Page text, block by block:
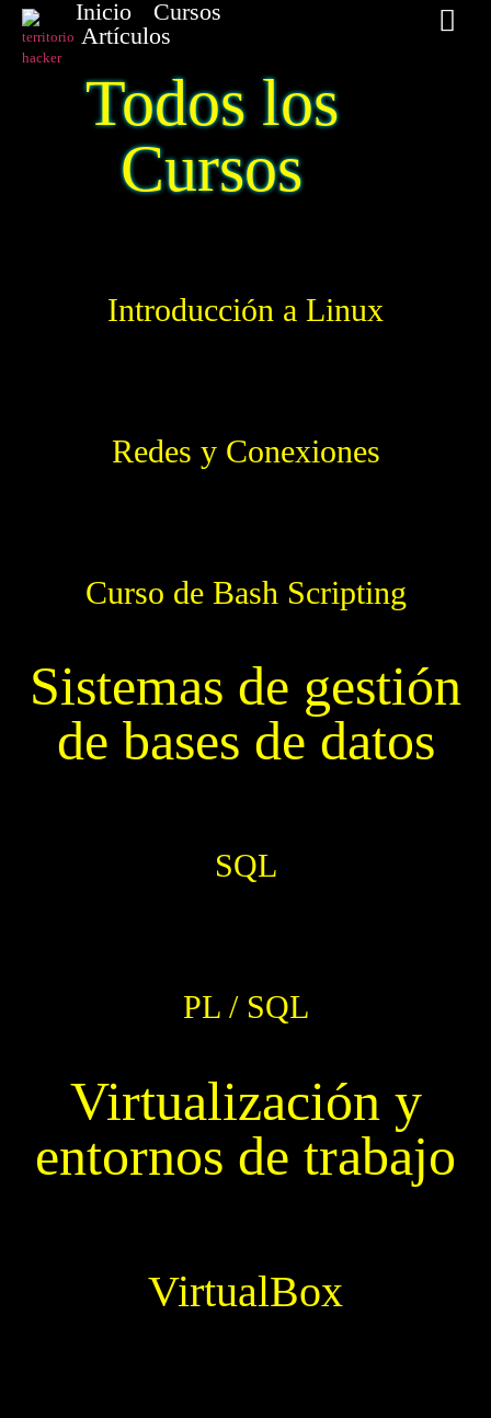
Inicio
Cursos
Artículos
Todos los
Cursos
Introducción a Linux
Redes y Conexiones
Curso de Bash Scripting
Sistemas de gestión
de bases de datos
SQL
PL / SQL
Virtualización y
entornos de trabajo
VirtualBox